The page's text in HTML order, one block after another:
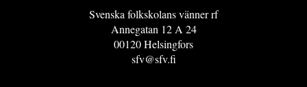
Svenska folkskolans vänner rf
Annegatan 12 A 24
00120 Helsingfors
sfv@sfv.fi